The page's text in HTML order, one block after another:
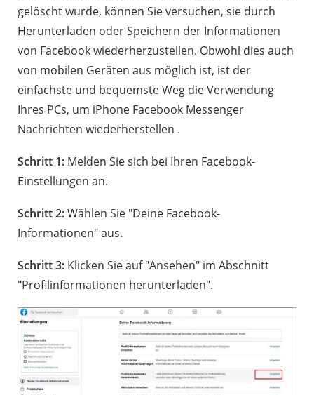
gelöscht wurde, können Sie versuchen, sie durch
Herunterladen oder Speichern der Informationen
von Facebook wiederherzustellen. Obwohl dies auch
von mobilen Geräten aus möglich ist, ist der
einfachste und bequemste Weg die Verwendung
Ihres PCs, um iPhone Facebook Messenger
Nachrichten wiederherstellen .
Schritt 1: Melden Sie sich bei Ihren Facebook-
Einstellungen an.
Schritt 2:Wählen Sie "Deine Facebook-
Informationen" aus.
Schritt 3: Klicken Sie auf "Ansehen" im Abschnitt
"Profilinformationen herunterladen".